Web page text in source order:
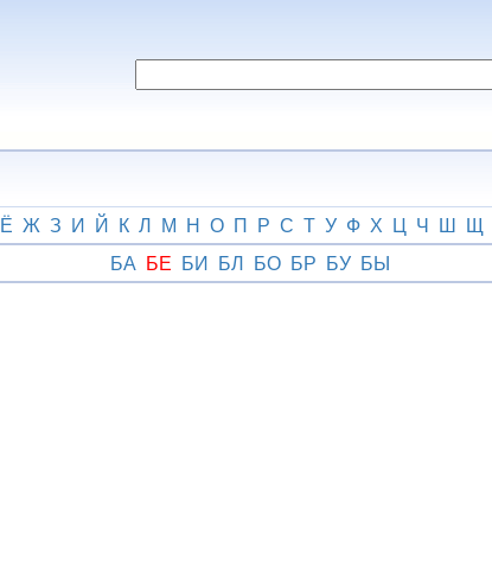
Ё Ж З И Й К Л М Н О П Р С Т У Ф Х Ц Ч Ш Щ
БА БЕ БИ БЛ БО БР БУ БЫ